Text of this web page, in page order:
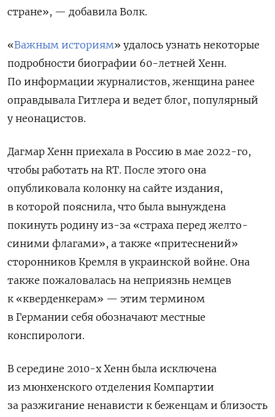
стране», — добавила Волк.
«Важным историям» удалось узнать некоторые
подробности биографии 60-летней Хенн.
По информации журналистов, женщина ранее
оправдывала Гитлера и ведет блог, популярный
у неонацистов.
Дагмар Хенн приехала в Россию в мае 2022-го,
чтобы работать на RT. После этого она
опубликовала колонку на сайте издания,
в которой пояснила, что была вынуждена
покинуть родину из-за «страха перед желто-
синими флагами», а также «притеснений»
сторонников Кремля в украинской войне. Она
также пожаловалась на неприязнь немцев
к «кверденкерам» — этим термином
в Германии себя обозначают местные
конспирологи.
В середине 2010-х Хенн была исключена
из мюнхенского отделения Компартии
за разжигание ненависти к беженцам и близость